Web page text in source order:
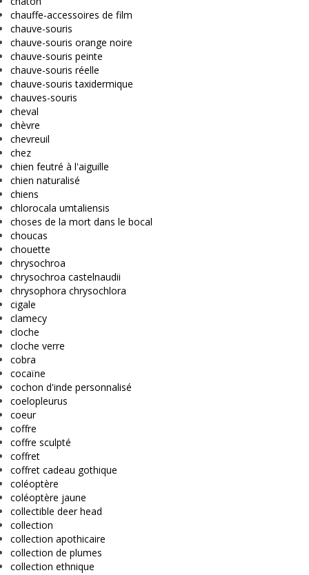
chauffe-accessoires de film
chauve-souris
chauve-souris orange noire
chauve-souris peinte
chauve-souris réelle
chauve-souris taxidermique
chauves-souris
cheval
chèvre
chevreuil
chez
chien feutré à l'aiguille
chien naturalisé
chiens
chlorocala umtaliensis
choses de la mort dans le bocal
choucas
chouette
chrysochroa
chrysochroa castelnaudii
chrysophora chrysochlora
cigale
clamecy
cloche
cloche verre
cobra
cocaïne
cochon d'inde personnalisé
coelopleurus
coeur
coffre
coffre sculpté
coffret
coffret cadeau gothique
coléoptère
coléoptère jaune
collectible deer head
collection
collection apothicaire
collection de plumes
collection ethnique